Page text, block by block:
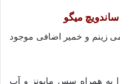
میگو
زینم و خمیر اضافی موجود
همراه سس مایونز و آب